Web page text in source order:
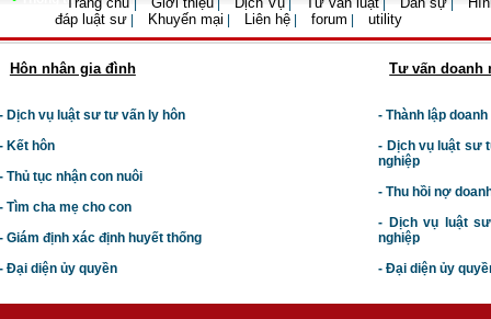
đáp luật sư
Khuyến mại Liên hệ forum utility
Hôn nhân gia đình
Dịch vụ luật sư tư vấn ly hôn
Kết hôn
Thủ tục nhận con nuôi
Tìm cha mẹ cho con
Giám định xác định huyết thống
Đại diện ủy quyền
Tư vấn doanh
- Thành lập
- Dịch vụ luật sư t
nghiệp
- Thu hồi nợ
- Dịch vụ luật
nghiệp
- Đại diện ủy